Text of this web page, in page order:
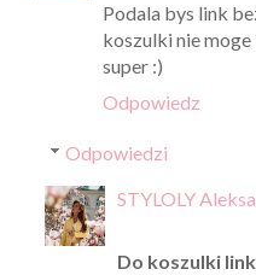
Podala bys link
koszulki nie
super :)
Odpowiedz
Odpowiedzi
STYLOLY
Do koszulki